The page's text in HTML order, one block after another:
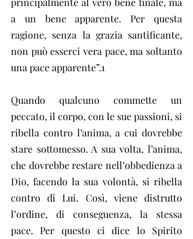
a un bene apparente. Per questa
ragione, senza la grazia santificante,
non può esserci vera pace, ma soltanto
una pace apparente”.1
Quando qualcuno commette un
peccato, il corpo, con le sue passioni, si
ribella contro l’anima, a cui dovrebbe
stare sottomesso. A sua volta, l’anima,
che dovrebbe restare nell’obbedienza a
Dio, facendo la sua volontà, si ribella
contro di Lui. Così, viene distrutto
l’ordine, di conseguenza, la stessa
pace. Per questo ci dice lo Spirito